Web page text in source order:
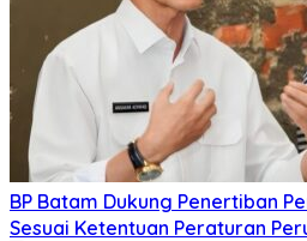
BP Batam Dukung Penertiban
Sesuai Ketentuan Peraturan